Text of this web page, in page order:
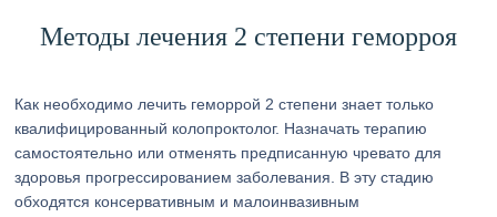
Методы лечения 2 степени геморроя
Как необходимо лечить геморрой 2 степени знает только
квалифицированный колопроктолог. Назначать терапию
самостоятельно или отменять предписанную чревато для
здоровья прогрессированием заболевания. В эту стадию
обходятся консервативным и малоинвазивным